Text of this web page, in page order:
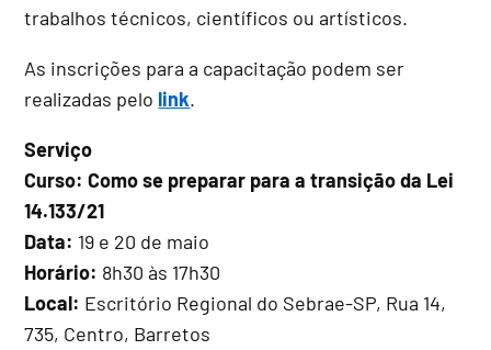
trabalhos técnicos, científicos ou artísticos.
As inscrições para a capacitação podem ser
realizadas pelo link.
Serviço
Curso: Como se preparar para a transição da Lei
14.133/21
Data: 19 e 20 de maio
Horário: 8h30 às 17h30
Local: Escritório Regional do Sebrae-SP, Rua 14,
735, Centro, Barretos